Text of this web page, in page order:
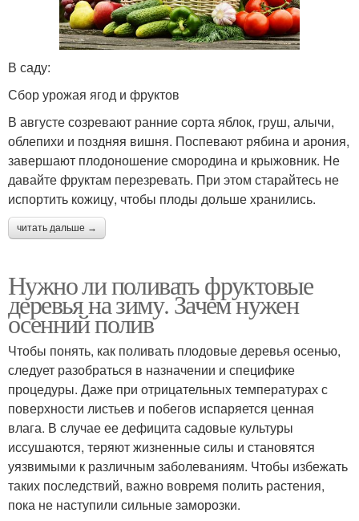
В саду:
Сбор урожая ягод и фруктов
В августе созревают ранние сорта яблок, груш, алычи,
облепихи и поздняя вишня. Поспевают рябина и арония,
завершают плодоношение смородина и крыжовник. Не
давайте фруктам перезревать. При этом старайтесь не
испортить кожицу, чтобы плоды дольше хранились.
читать дальше →
Нужно ли поливать фруктовые
деревья на зиму. Зачем нужен
осенний полив
Чтобы понять, как поливать плодовые деревья осенью,
следует разобраться в назначении и специфике
процедуры. Даже при отрицательных температурах с
поверхности листьев и побегов испаряется ценная
влага. В случае ее дефицита садовые культуры
иссушаются, теряют жизненные силы и становятся
уязвимыми к различным заболеваниям. Чтобы избежать
таких последствий, важно вовремя полить растения,
пока не наступили сильные заморозки.